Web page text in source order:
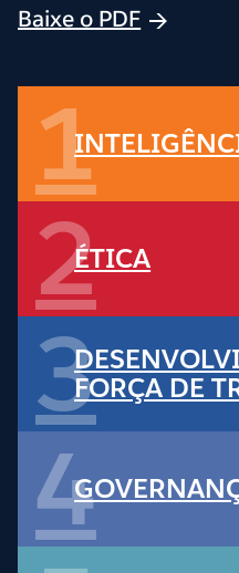
Baixe o PDF
1
2ÉTICA
3FORÇA DE
4